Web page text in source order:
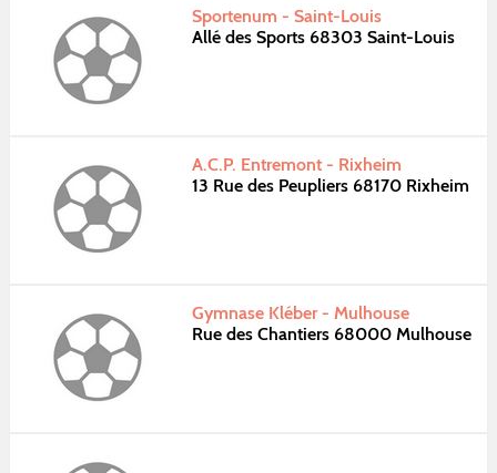
Sportenum - Saint-Louis
Allé des Sports 68303 Saint-Louis
A.C.P. Entremont - Rixheim
13 Rue des Peupliers 68170 Rixheim
Gymnase Kléber - Mulhouse
Rue des Chantiers 68000 Mulhouse